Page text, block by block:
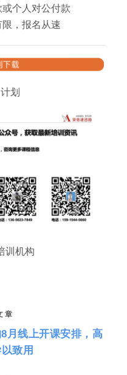
个人对公付款
，报名从速
划
训机构
章
月线上开课安排，高
致用